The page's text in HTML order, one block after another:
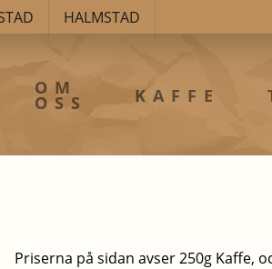
HALMSTAD
OM
OSS KAFFE
Priserna på sidan avser 250g Kaffe,